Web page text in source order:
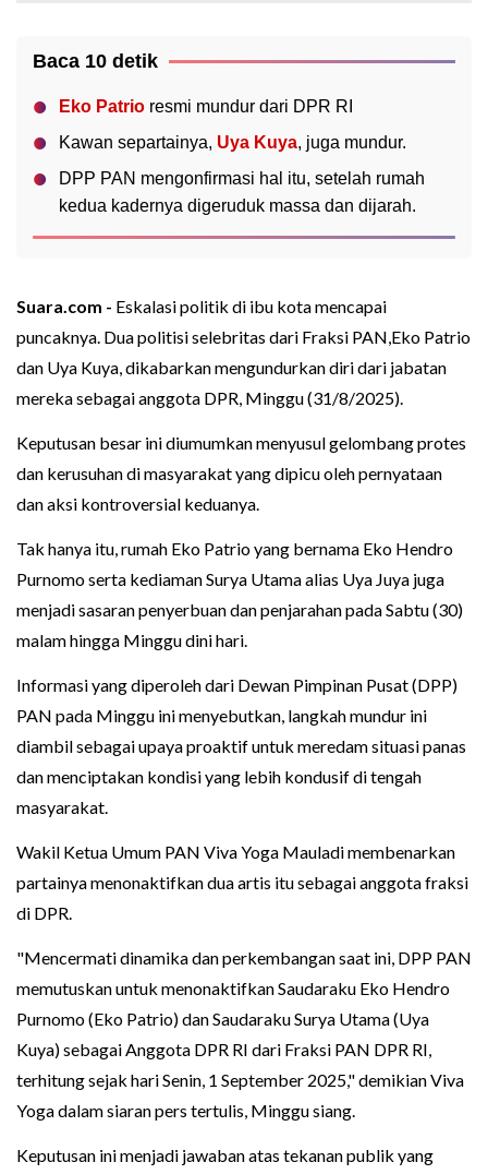
Baca 10 detik
Eko Patrio resmi mundur dari DPR RI
Kawan separtainya, Uya Kuya, juga mundur.
DPP PAN mengonfirmasi hal itu, setelah rumah
kedua kadernya digeruduk massa dan dijarah.
Suara.com - Eskalasi politik di ibu kota mencapai
puncaknya. Dua politisi selebritas dari Fraksi PAN,Eko Patrio
dan Uya Kuya, dikabarkan mengundurkan diri dari jabatan
mereka sebagai anggota DPR, Minggu (31/8/2025).
Keputusan besar ini diumumkan menyusul gelombang protes
dan kerusuhan di masyarakat yang dipicu oleh pernyataan
dan aksi kontroversial keduanya.
Tak hanya itu, rumah Eko Patrio yang bernama Eko Hendro
Purnomo serta kediaman Surya Utama alias Uya Juya juga
menjadi sasaran penyerbuan dan penjarahan pada Sabtu (30)
malam hingga Minggu dini hari.
Informasi yang diperoleh dari Dewan Pimpinan Pusat (DPP)
PAN pada Minggu ini menyebutkan, langkah mundur ini
diambil sebagai upaya proaktif untuk meredam situasi panas
dan menciptakan kondisi yang lebih kondusif di tengah
masyarakat.
Wakil Ketua Umum PAN Viva Yoga Mauladi membenarkan
partainya menonaktifkan dua artis itu sebagai anggota fraksi
di DPR.
"Mencermati dinamika dan perkembangan saat ini, DPP PAN
memutuskan untuk menonaktifkan Saudaraku Eko Hendro
Purnomo (Eko Patrio) dan Saudaraku Surya Utama (Uya
Kuya) sebagai Anggota DPR RI dari Fraksi PAN DPR RI,
terhitung sejak hari Senin, 1 September 2025," demikian Viva
Yoga dalam siaran pers tertulis, Minggu siang.
Keputusan ini menjadi jawaban atas tekanan publik yang